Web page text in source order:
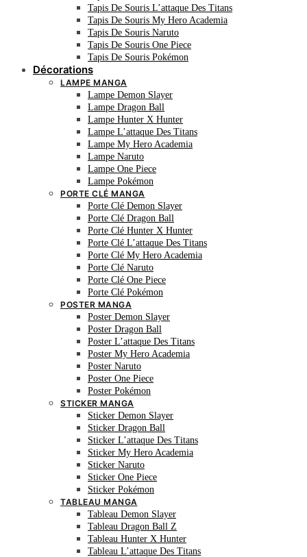
Tapis De Souris L’attaque Des Titans
Tapis De Souris My Hero Academia
Tapis De Souris Naruto
Tapis De Souris One Piece
Tapis De Souris Pokémon
Décorations
LAMPE MANGA
Lampe Demon Slayer
Lampe Dragon Ball
Lampe Hunter X Hunter
Lampe L’attaque Des Titans
Lampe My Hero Academia
Lampe Naruto
Lampe One Piece
Lampe Pokémon
PORTE CLÉ MANGA
Porte Clé Demon Slayer
Porte Clé Dragon Ball
Porte Clé Hunter X Hunter
Porte Clé L’attaque Des Titans
Porte Clé My Hero Academia
Porte Clé Naruto
Porte Clé One Piece
Porte Clé Pokémon
POSTER MANGA
Poster Demon Slayer
Poster Dragon Ball
Poster L’attaque Des Titans
Poster My Hero Academia
Poster Naruto
Poster One Piece
Poster Pokémon
STICKER MANGA
Sticker Demon Slayer
Sticker Dragon Ball
Sticker L’attaque Des Titans
Sticker My Hero Academia
Sticker Naruto
Sticker One Piece
Sticker Pokémon
TABLEAU MANGA
Tableau Demon Slayer
Tableau Dragon Ball Z
Tableau Hunter X Hunter
Tableau L’attaque Des Titans